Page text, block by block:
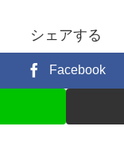
シェアする
Facebook